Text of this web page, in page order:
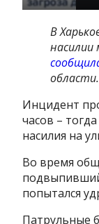
В
насилии
области.
Инцидент
часов –
насилия на
Во время
попытался
Патрульные